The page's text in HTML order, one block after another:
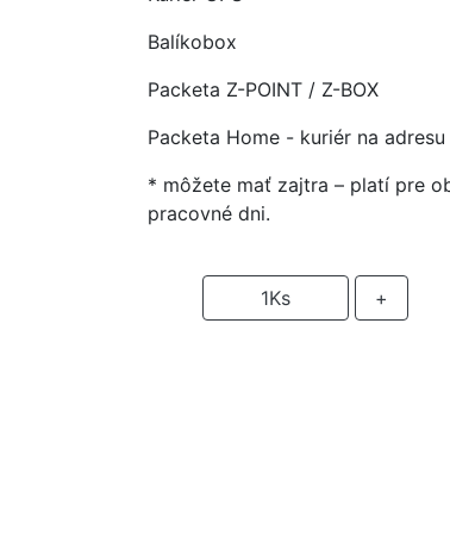
Balíkobox
Packeta Z-POINT / Z-BOX
Packeta Home - kuriér na adresu
* môžete mať zajtra – platí pre
pracovné dni.
1Ks +